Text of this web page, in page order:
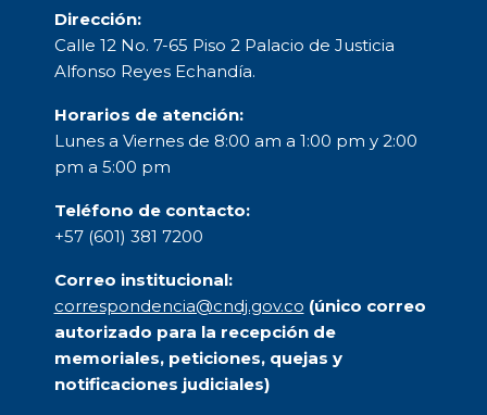
Dirección:
Calle 12 No. 7-65 Piso 2 Palacio de Justicia
Alfonso Reyes Echandía.
Horarios de atención:
Lunes a Viernes de 8:00 am a 1:00 pm y 2:00
pm a 5:00 pm
Teléfono de contacto:
+57 (601) 381 7200
Correo institucional:
correspondencia@cndj.gov.co (único correo
autorizado para la recepción de
memoriales, peticiones, quejas y
notificaciones judiciales)